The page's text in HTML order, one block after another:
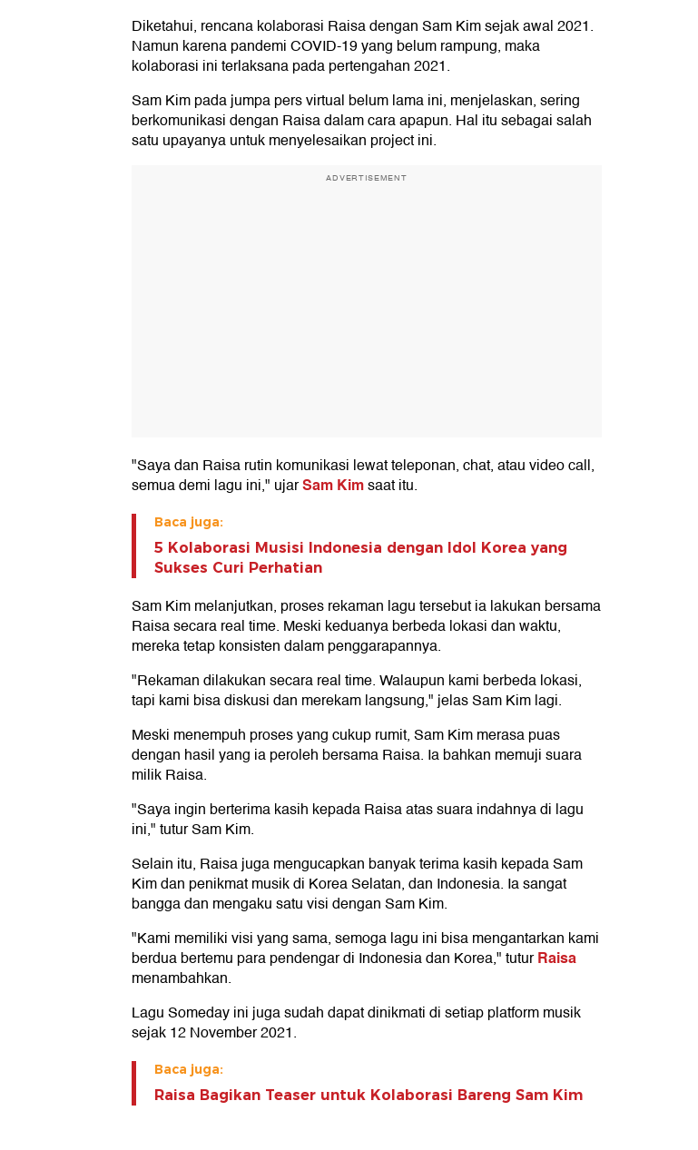
Diketahui, rencana kolaborasi Raisa dengan Sam Kim sejak awal 2021.
Namun karena pandemi COVID-19 yang belum rampung, maka
kolaborasi ini terlaksana pada pertengahan 2021.
Sam Kim pada jumpa pers virtual belum lama ini, menjelaskan, sering
berkomunikasi dengan Raisa dalam cara apapun. Hal itu sebagai salah
satu upayanya untuk menyelesaikan project ini.
ADVERTISEMENT
"Saya dan Raisa rutin komunikasi lewat teleponan, chat, atau video call,
semua demi lagu ini," ujarSam Kimsaat itu.
Baca juga:
5 Kolaborasi Musisi Indonesia dengan Idol Korea yang
Sukses Curi Perhatian
Sam Kim melanjutkan, proses rekaman lagu tersebut ia lakukan bersama
Raisa secara real time. Meski keduanya berbeda lokasi dan waktu,
mereka tetap konsisten dalam penggarapannya.
"Rekaman dilakukan secara real time. Walaupun kami berbeda lokasi,
tapi kami bisa diskusi dan merekam langsung," jelas Sam Kim lagi.
Meski menempuh proses yang cukup rumit, Sam Kim merasa puas
dengan hasil yang ia peroleh bersama Raisa. Ia bahkan memuji suara
milik Raisa.
"Saya ingin berterima kasih kepada Raisa atas suara indahnya di lagu
ini," tutur Sam Kim.
Selain itu, Raisa juga mengucapkan banyak terima kasih kepada Sam
Kim dan penikmat musik di Korea Selatan, dan Indonesia. Ia sangat
bangga dan mengaku satu visi dengan Sam Kim.
"Kami memiliki visi yang sama, semoga lagu ini bisa mengantarkan kami
berdua bertemu para pendengar di Indonesia dan Korea," tuturRaisa
menambahkan.
Lagu Someday ini juga sudah dapat dinikmati di setiap platform musik
sejak 12 November 2021.
Baca juga:
Raisa Bagikan Teaser untuk Kolaborasi Bareng Sam Kim